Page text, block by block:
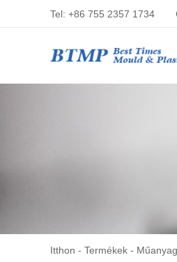
Tel: +86 755 2357 1734
Itthon - Termékek -